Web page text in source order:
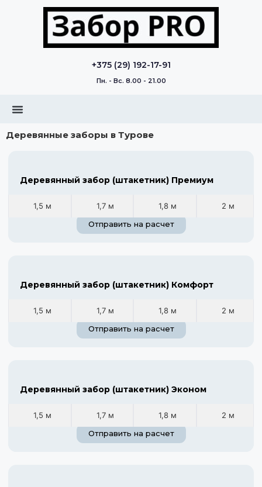
+375 (29) 192-17-91
Пн. - Вс. 8.00 - 21.00
Деревянные заборы в Турове
Деревянный забор (штакетник) Премиум
1,5 м 1,7 м 1,8 м
2 м
Отправить на расчет
Деревянный забор (штакетник) Комфорт
1,5 м 1,7 м 1,8 м
2 м
Отправить на расчет
Деревянный забор (штакетник) Эконом
1,5 м 1,7 м 1,8 м
2 м
Отправить на расчет